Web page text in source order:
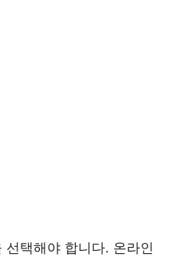
택해야 합니다. 온라인